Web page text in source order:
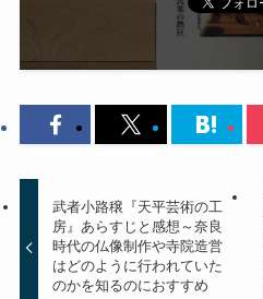
武者小路穣『天平芸術の工
房』あらすじと感想～奈良
時代の仏像制作や寺院造営
はどのように行われていた
のかを知るのにおすすめ